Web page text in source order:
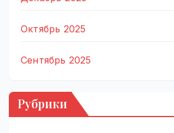
Октябрь 2025
Сентябрь 2025
Рубрики